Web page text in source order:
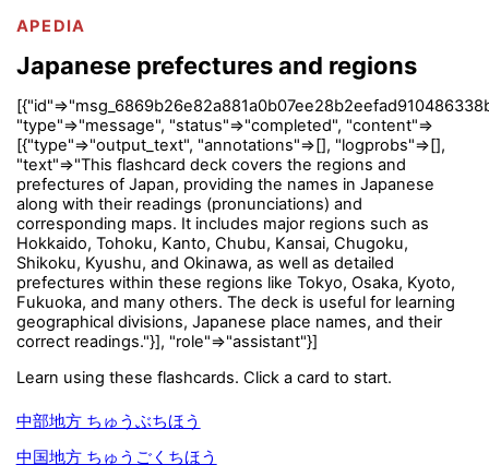
APEDIA
Japanese prefectures and regions
"type"=>"message", "status"=>"completed", "content"=>
[{"type"=>"output_text", "annotations"=>[], "logprobs"=>[],
"text"=>"This flashcard deck covers the regions and
prefectures of Japan, providing the names in Japanese
along with their readings (pronunciations) and
corresponding maps. It includes major regions such as
Hokkaido, Tohoku, Kanto, Chubu, Kansai, Chugoku,
Shikoku, Kyushu, and Okinawa, as well as detailed
prefectures within these regions like Tokyo, Osaka, Kyoto,
Fukuoka, and many others. The deck is useful for learning
geographical divisions, Japanese place names, and their
correct readings."}], "role"=>"assistant"}]
Learn using these flashcards. Click a card to start.
中部地方 ちゅうぶちほう
中国地方 ちゅうごくちほう